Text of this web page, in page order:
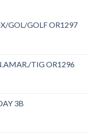
GOL/GOLF OR1297
TIG OR1296
3B